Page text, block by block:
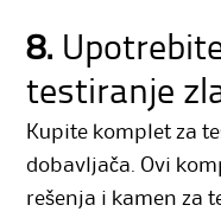
8.
testiranje
Kupite komplet za
dobavljača. Ovi
rešenja i kamen za